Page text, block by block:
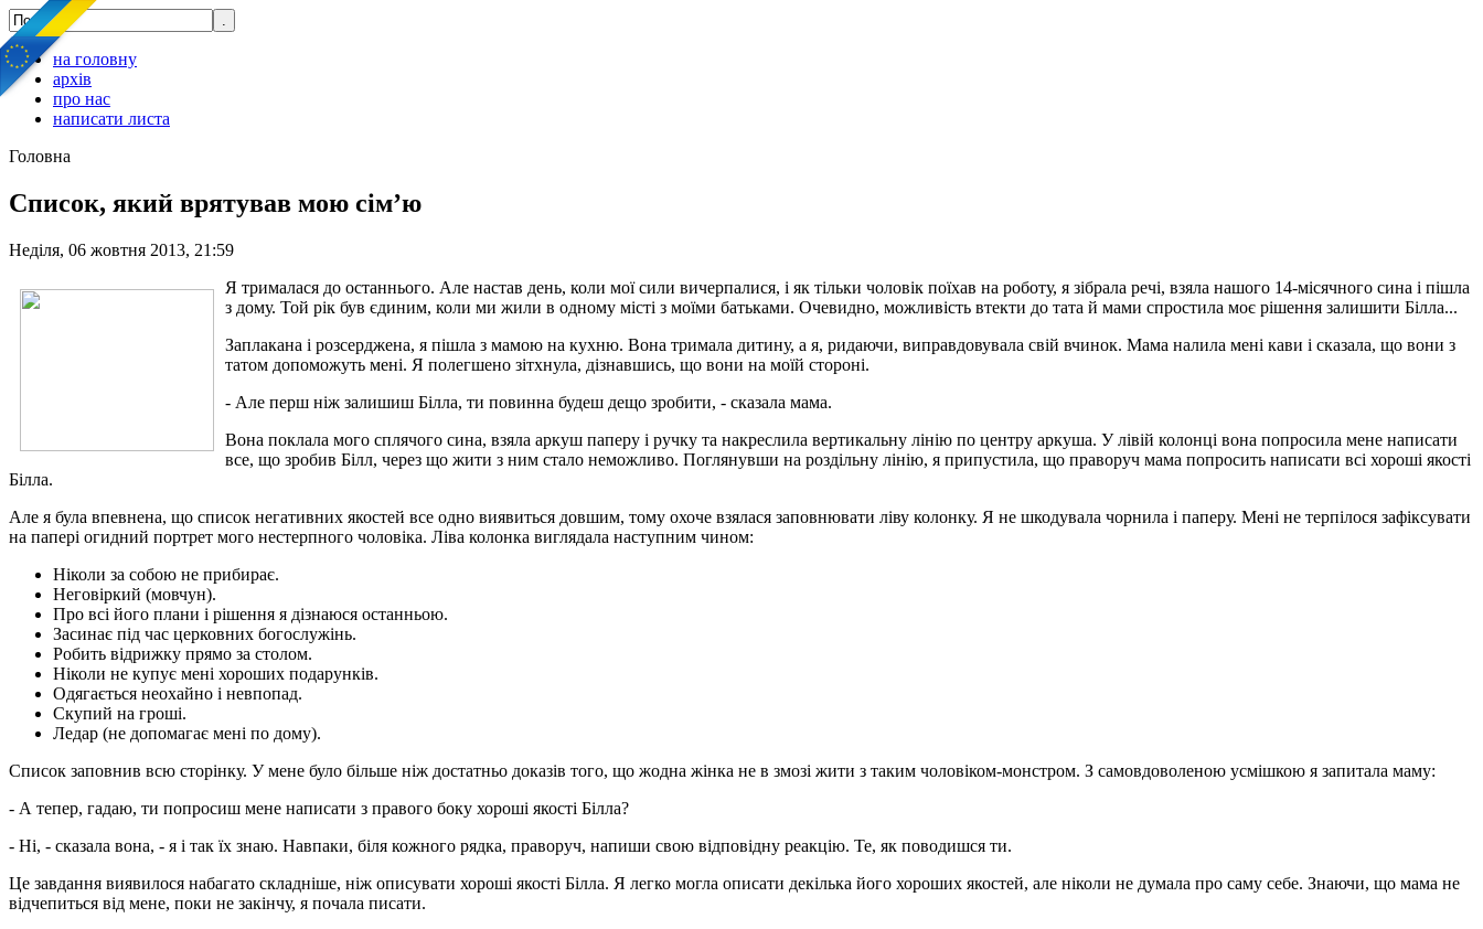
на головну
архів
про нас
написати листа
Головна
Список, який врятував мою сім’ю
Неділя, 06 жовтня 2013, 21:59
Я трималася до останнього. Але настав день, коли мої сили вичерпалися, і як тільки чоловік поїхав на роботу, я зібрала речі, взяла нашого 14-місячного сина і пішла
з дому. Той рік був єдиним, коли ми жили в одному місті з моїми батьками. Очевидно, можливість втекти до тата й мами спростила моє рішення залишити Білла...
Заплакана і розсерджена, я пішла з мамою на кухню. Вона тримала дитину, а я, ридаючи, виправдовувала свій вчинок. Мама налила мені кави і сказала, що вони з
татом допоможуть мені. Я полегшено зітхнула, дізнавшись, що вони на моїй стороні.
- Але перш ніж залишиш Білла, ти повинна будеш дещо зробити, - сказала мама.
Вона поклала мого сплячого сина, взяла аркуш паперу і ручку та накреслила вертикальну лінію по центру аркуша. У лівій колонці вона попросила мене написати
все, що зробив Білл, через що жити з ним стало неможливо. Поглянувши на роздільну лінію, я припустила, що праворуч мама попросить написати всі хороші якості
Білла.
Але я була впевнена, що список негативних якостей все одно виявиться довшим, тому охоче взялася заповнювати ліву колонку. Я не шкодувала чорнила і паперу. Мені не терпілося зафіксувати
на папері огидний портрет мого нестерпного чоловіка. Ліва колонка виглядала наступним чином:
Ніколи за собою не прибирає.
Неговіркий (мовчун).
Про всі його плани і рішення я дізнаюся останньою.
Засинає під час церковних богослужінь.
Робить відрижку прямо за столом.
Ніколи не купує мені хороших подарунків.
Одягається неохайно і невпопад.
Скупий на гроші.
Ледар (не допомагає мені по дому).
Список заповнив всю сторінку. У мене було більше ніж достатньо доказів того, що жодна жінка не в змозі жити з таким чоловіком-монстром. З самовдоволеною усмішкою я запитала маму:
- А тепер, гадаю, ти попросиш мене написати з правого боку хороші якості Білла?
- Ні, - сказала вона, - я і так їх знаю. Навпаки, біля кожного рядка, праворуч, напиши свою відповідну реакцію. Те, як поводишся ти.
Це завдання виявилося набагато складніше, ніж описувати хороші якості Білла. Я легко могла описати декілька його хороших якостей, але ніколи не думала про саму себе. Знаючи, що мама не
відчепиться від мене, поки не закінчу, я почала писати.